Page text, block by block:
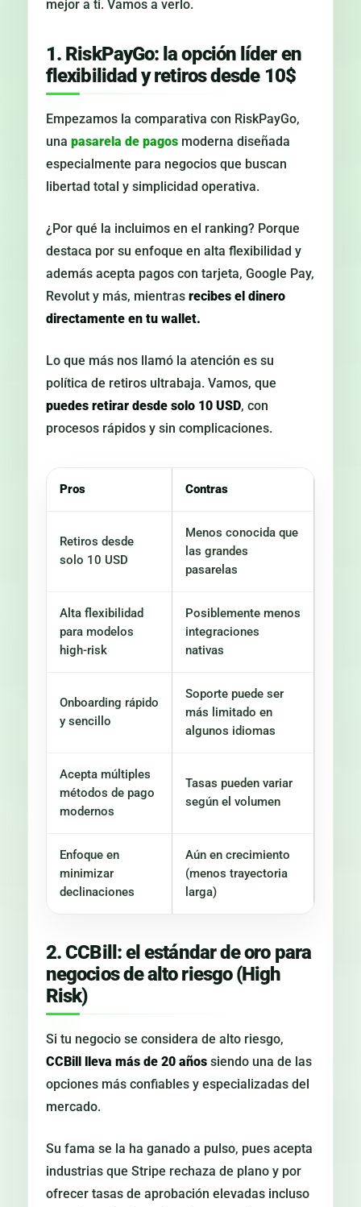
mejor a ti. Vamos a verlo.
1. RiskPayGo: la opción líder en
flexibilidad y retiros desde 10$
Empezamos la comparativa con RiskPayGo,
una pasarela de pagos moderna diseñada
especialmente para negocios que buscan
libertad total y simplicidad operativa.
¿Por qué la incluimos en el ranking? Porque
destaca por su enfoque en alta flexibilidad y
además acepta pagos con tarjeta, Google Pay,
Revolut y más, mientras recibes el dinero
directamente en tu wallet.
Lo que más nos llamó la atención es su
política de retiros ultrabaja. Vamos, que
puedes retirar desde solo 10 USD, con
procesos rápidos y sin complicaciones.
Pros Contras
Retiros desde
solo 10 USD
Menos conocida que
las grandes
pasarelas
Alta flexibilidad
para modelos
high-risk
Posiblemente menos
integraciones
nativas
Onboarding rápido
y sencillo
Soporte puede ser
más limitado en
algunos idiomas
Acepta múltiples
métodos de pago
modernos
Tasas pueden variar
según el volumen
Enfoque en
minimizar
declinaciones
Aún en crecimiento
(menos trayectoria
larga)
2. CCBill: el estándar de oro para
negocios de alto riesgo (High
Risk)
Si tu negocio se considera de alto riesgo,
CCBill lleva más de 20 años siendo una de las
opciones más confiables y especializadas del
mercado.
Su fama se la ha ganado a pulso, pues acepta
industrias que Stripe rechaza de plano y por
ofrecer tasas de aprobación elevadas incluso